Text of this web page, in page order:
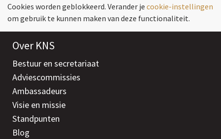
Cookies worden geblokkeerd. Verander je cookie-instellingen
om gebruik te kunnen maken van deze functionaliteit.
Over KNS
Bestuur en secretariaat
Adviescommissies
Ambassadeurs
Visie en missie
Standpunten
Blog